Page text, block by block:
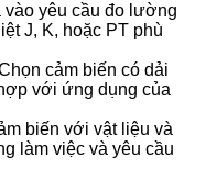
vào yêu cầu đo lường
J, K, hoặc PT phù
cảm biến có dải
với ứng dụng của
biến với vật liệu và
làm việc và yêu cầu